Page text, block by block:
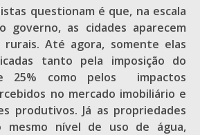
questionam é que, na escala
governo, as cidades aparecem
rurais. Até agora, somente elas
tanto pela imposição do
25% como pelos impactos
no mercado imobiliário e
produtivos. Já as propriedades
mesmo nível de uso de água,